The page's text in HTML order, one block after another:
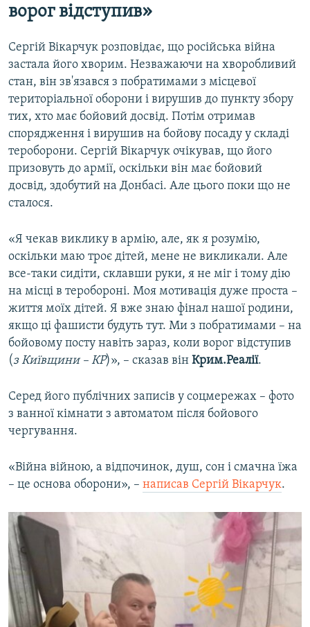
ворог відступив»
Сергій Вікарчук розповідає, що російська війна
застала його хворим. Незважаючи на хворобливий
стан, він зв'язався з побратимами з місцевої
територіальної оборони і вирушив до пункту збору
тих, хто має бойовий досвід. Потім отримав
спорядження і вирушив на бойову посаду у складі
тероборони. Сергій Вікарчук очікував, що його
призовуть до армії, оскільки він має бойовий
досвід, здобутий на Донбасі. Але цього поки що не
сталося.
«Я чекав виклику в армію, але, як я розумію,
оскільки маю троє дітей, мене не викликали. Але
все-таки сидіти, склавши руки, я не міг і тому дію
на місці в теробороні. Моя мотивація дуже проста –
життя моїх дітей. Я вже знаю фінал нашої родини,
якщо ці фашисти будуть тут. Ми з побратимами – на
бойовому посту навіть зараз, коли ворог відступив
(з Київщини – КР)», – сказав він Крим.Реалії.
Серед його публічних записів у соцмережах – фото
з ванної кімнати з автоматом після бойового
чергування.
«Війна війною, а відпочинок, душ, сон і смачна їжа
– це основа оборони», – написав Сергій Вікарчук.